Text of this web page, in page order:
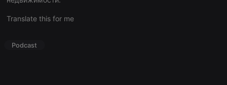
Translate this for me
Podcast